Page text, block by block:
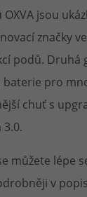
jsou
značky
podů. Druhá
baterie pro
chuť s
můžete lépe
v